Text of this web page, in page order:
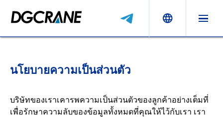
นโยบายความเป็นส่วนตัว
บริษัทของเราเคารพความเป็นส่วนตัวของลูกค้าอย่างเต็มที่
เพื่อรักษาความลับของข้อมูลทั้งหมดที่คุณให้ไว้กับเรา เรา